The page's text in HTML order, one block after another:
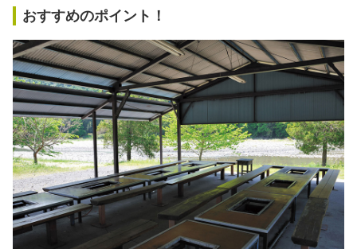
おすすめのポイント！